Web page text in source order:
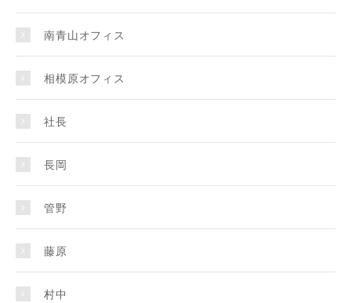
南青山オフィス
相模原オフィス
社長
長岡
管野
藤原
村中